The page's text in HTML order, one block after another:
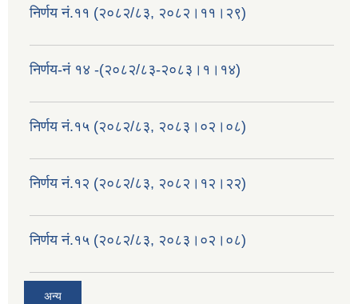
निर्णय नं.११ (२०८२/८३, २०८२।११।२९)
निर्णय-नं १४ -(२०८२/८३-२०८३।१।१४)
निर्णय नं.१५ (२०८२/८३, २०८३।०२।०८)
निर्णय नं.१२ (२०८२/८३, २०८२।१२।२२)
निर्णय नं.१५ (२०८२/८३, २०८३।०२।०८)
अन्य